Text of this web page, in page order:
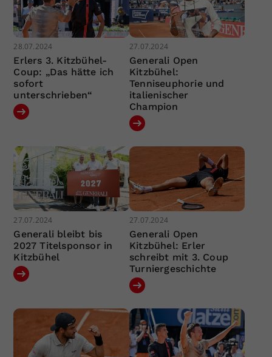
28.07.2024
Erlers 3. Kitzbühel-
Coup: „Das hätte ich
sofort
unterschrieben“
27.07.2024
Generali Open
Kitzbühel:
Tenniseuphorie und
italienischer
Champion
27.07.2024
Generali bleibt bis
2027 Titelsponsor in
Kitzbühel
27.07.2024
Generali Open
Kitzbühel: Erler
schreibt mit 3. Coup
Turniergeschichte